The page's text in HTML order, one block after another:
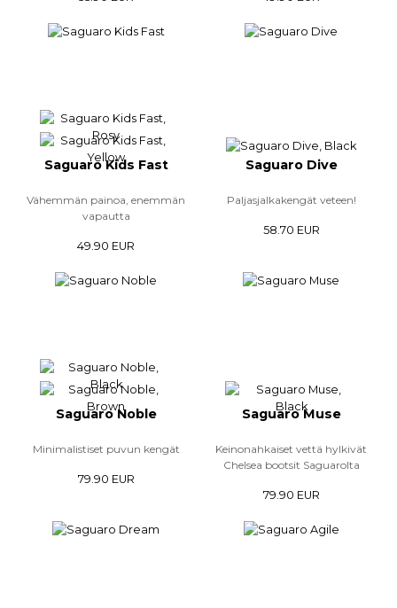
Saguaro Kids Fast
Vähemmän painoa, enemmän
vapautta
49.90 EUR
Saguaro Dive
Paljasjalkakengät veteen!
58.70 EUR
Saguaro Noble
Minimalistiset puvun kengät
79.90 EUR
Saguaro Muse
Keinonahkaiset vettä hylkivät
Chelsea bootsit Saguarolta
79.90 EUR